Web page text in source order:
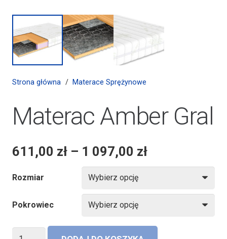
Strona główna / Materace Sprężynowe
Materac Amber Gral
611,00 zł – 1 097,00 zł
Rozmiar
Pokrowiec
ilość